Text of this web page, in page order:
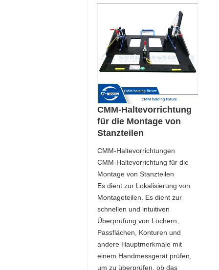
CMM-Haltevorrichtung
für die Montage von
Stanzteilen
CMM-Haltevorrichtungen
CMM-Haltevorrichtung für die
Montage von Stanzteilen
Es dient zur Lokalisierung von
Montageteilen. Es dient zur
schnellen und intuitiven
Überprüfung von Löchern,
Passflächen, Konturen und
andere Hauptmerkmale mit
einem Handmessgerät prüfen,
um zu überprüfen, ob das